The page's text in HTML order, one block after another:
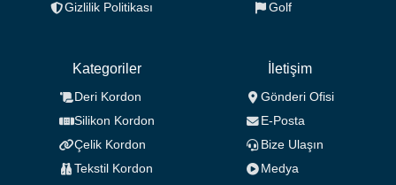
Gizlilik Politikası
Golf
Kategoriler
Deri Kordon
Silikon Kordon
Çelik Kordon
Tekstil Kordon
İletişim
Gönderi Ofisi
E-Posta
Bize Ulaşın
Medya